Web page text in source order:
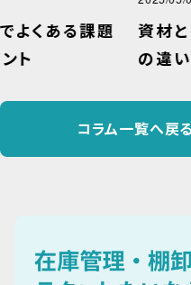
題
資材とは？資材
の違いを解説
コラム一覧へ戻る